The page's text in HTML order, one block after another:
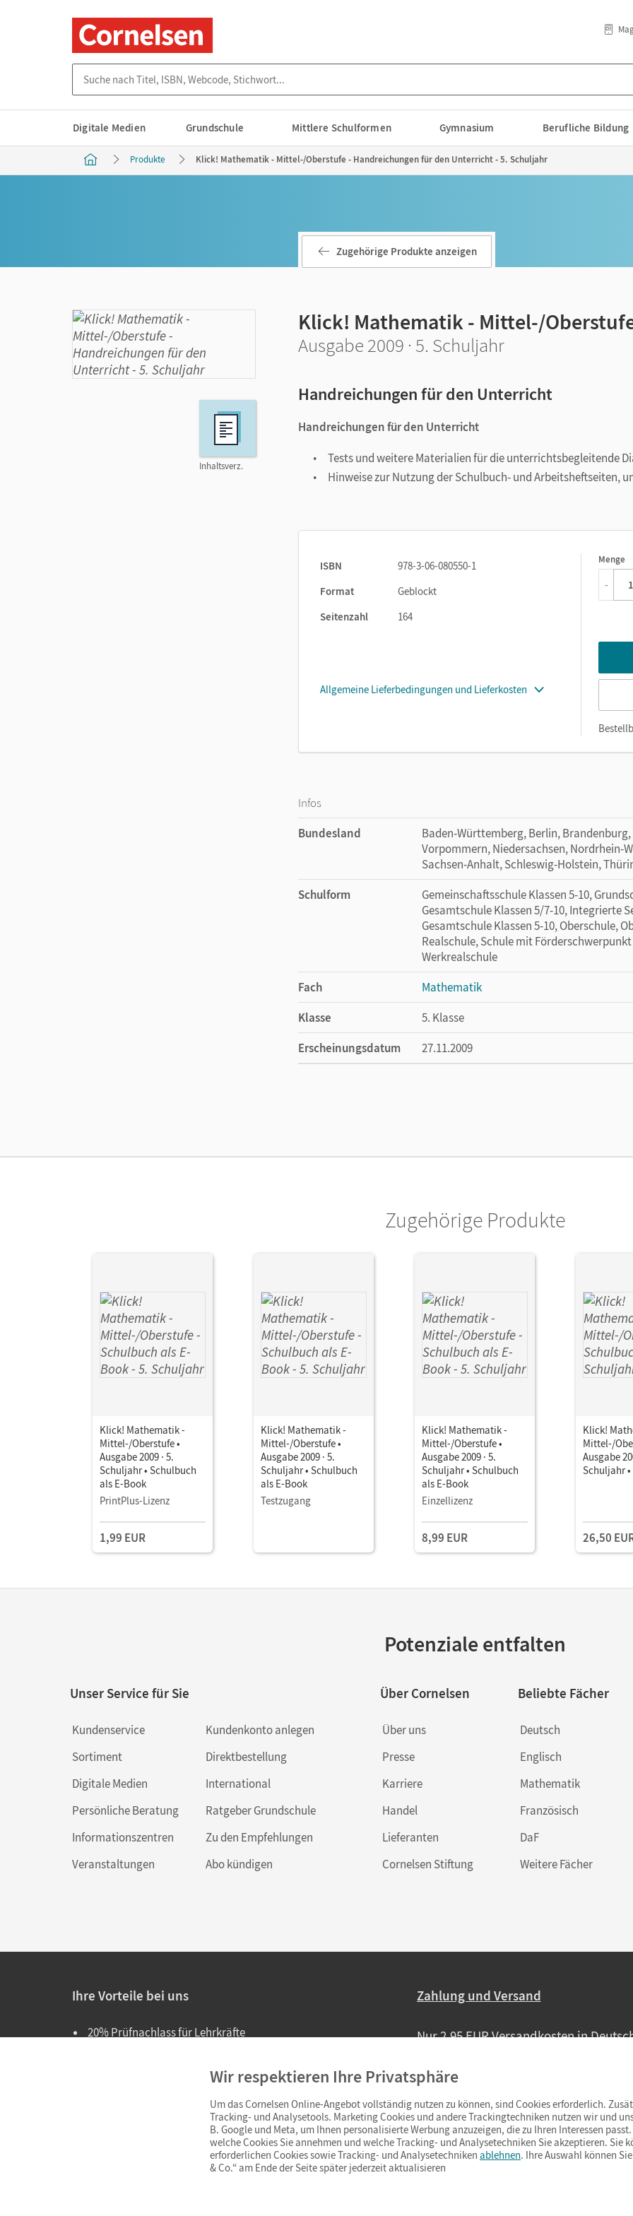
Digitale Medien Grundschule Mittlere Schulformen Gymnasium Berufliche Bildung
Produkte Klick! Mathematik - Mittel-/Oberstufe - Handreichungen für den Unterricht - 5. Schuljahr
Inhaltsverz.
Zugehörige Produkte anzeigen
Klick! Mathematik - Mittel-/
Ausgabe 2009 · 5. Schuljahr
Handreichungen für den Unterricht
Handreichungen für den Unterricht
Tests und weitere Materialien für die unterrichtsbegleitende
Hinweise zur Nutzung der Schulbuch- und Arbeitsheftseiten,
ISBN
978-3-06-080550-1
Format
Geblockt
Seitenzahl
164
Allgemeine Lieferbedingungen und Lieferkosten
Menge
1
-
Infos
Bundesland
Baden-Württemberg, Berlin,
Vorpommern, Niedersachsen, Nordrhein-
Sachsen-Anhalt, Schleswig-Holstein,
Schulform
Gemeinschaftsschule Klassen 5-10,
Gesamtschule Klassen 5/7-10, Integrierte
Gesamtschule Klassen 5-10, Oberschule,
Realschule, Schule mit
Werkrealschule
Fach
Mathematik
Klasse
5. Klasse
Erscheinungsdatum
27.11.2009
Zugehörige Produkte
Klick! Mathematik -
Mittel-/Oberstufe •
Ausgabe 2009 · 5.
Schuljahr • Schulbuch
als E-Book
PrintPlus-Lizenz
1,99 EUR
Klick! Mathematik -
Mittel-/Oberstufe •
Ausgabe 2009 · 5.
Schuljahr • Schulbuch
als E-Book
Testzugang
Klick! Mathematik -
Mittel-/Oberstufe •
Ausgabe 2009 · 5.
Schuljahr • Schulbuch
als E-Book
Einzellizenz
8,99 EUR
Klick!
Mittel-/
Ausgabe
Schuljahr
26,50
Potenziale entfalten
Unser Service für Sie
Kundenservice
Sortiment
Digitale Medien
Persönliche Beratung
Informationszentren
Veranstaltungen
Kundenkonto anlegen
Direktbestellung
International
Ratgeber Grundschule
Zu den Empfehlungen
Abo kündigen
Über Cornelsen
Über uns
Presse
Karriere
Handel
Lieferanten
Cornelsen Stiftung
Beliebte Fächer
Deutsch
Englisch
Mathematik
Französisch
DaF
Weitere Fächer
Ihre Vorteile bei uns
20% Prüfnachlass für Lehrkräfte
Sicheres Einkaufen mit SSL-Verschlüsselung
Widerrufsfristvon 4 Wochen
Schnelle und einfache Retourenabwicklung
Zahlung und Versand
Nur 2,95 EUR Versandkosten in
(Lieferung in 3–6 Tagen).
Wir respektieren Ihre Privatsphäre
Um das Cornelsen Online-Angebot vollständig nutzen zu können, sind Cookies erforderlich.
Tracking- und Analysetools. Marketing Cookies und andere Trackingtechniken nutzen wir und
B. Google und Meta, um Ihnen personalisierte Werbung anzuzeigen, die zu Ihren Interessen
welche Cookies Sie annehmen und welche Tracking- und Analysetechniken Sie akzeptieren. Sie
erforderlichen Cookies sowie Tracking- und Analysetechniken ablehnen. Ihre Auswahl können
& Co.“ am Ende der Seite später jederzeit aktualisieren